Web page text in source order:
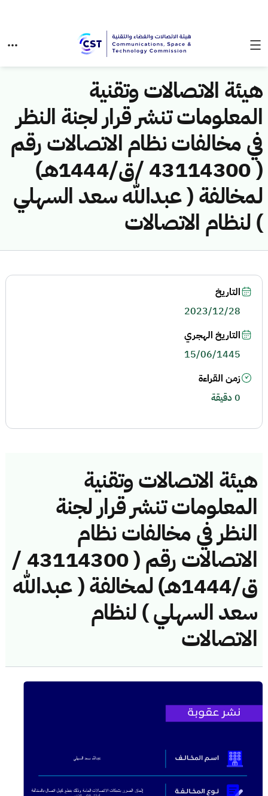
هيئة الاتصالات وتقنية
المعلومات تنشر قرار لجنة النظر
في مخالفات نظام الاتصالات رقم
( 43114300 /ق/1444هـ)
لمخالفة ( عبدالله سعد السهلي
) لنظام الاتصالات
هيئة الاتصالات وتقنية
المعلومات تنشر قرار لجنة
النظر في مخالفات نظام
الاتصالات رقم ( 43114300 /
ق/1444هـ) لمخالفة ( عبدالله
سعد السهلي ) لنظام
الاتصالات
التاريخ
2023/12/28
التاريخ الهجري
15/06/1445
زمن القراءة
0 دقيقة